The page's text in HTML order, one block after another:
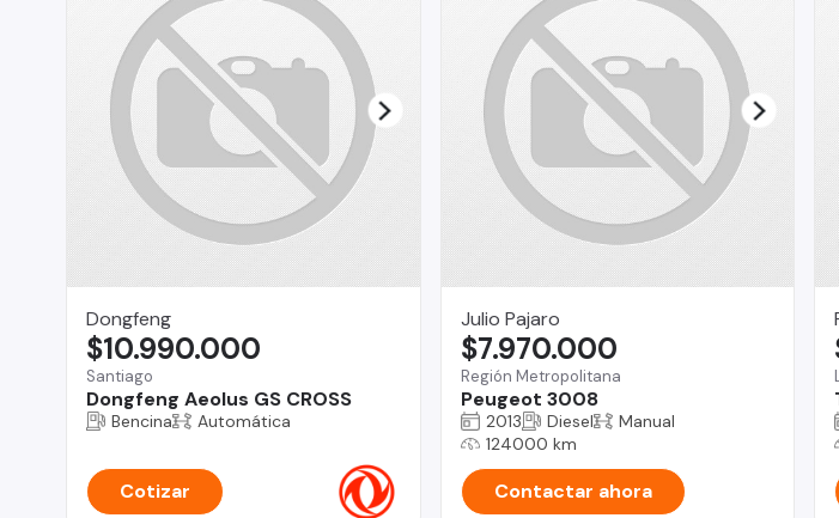
Dongfeng
Santiago
Dongfeng Aeolus GS CROSS
$10.990.000
Bencina Automática
Cotizar
Julio Pajaro
Región Metropolitana
Peugeot 3008
$7.970.000
2013 Diesel
Manual
124000 km
Contactar ahora